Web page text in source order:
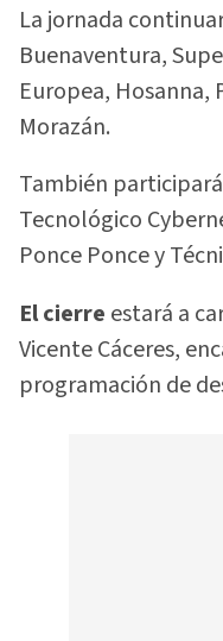
La jornada
Buenaventura,
Europea, Hosanna,
Morazán.
También
Tecnológico
Ponce Ponce y
El cierre estará a
Vicente Cáceres,
programación de